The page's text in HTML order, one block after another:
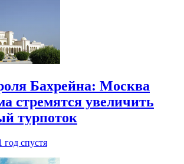
Бахрейна: Москва
стремятся увеличить
турпоток
год спустя